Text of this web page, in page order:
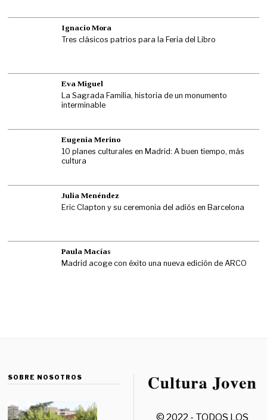
Ignacio Mora
Tres clásicos patrios para la Feria del Libro
Eva Miguel
La Sagrada Familia, historia de un monumento
interminable
Eugenia Merino
10 planes culturales en Madrid: A buen tiempo, más
cultura
Julia Menéndez
Eric Clapton y su ceremonia del adiós en Barcelona
Paula Macías
Madrid acoge con éxito una nueva edición de ARCO
SOBRE NOSOTROS
© 2022 - TODOS LOS